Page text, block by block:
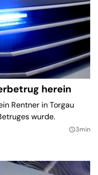
herein
Rentner in Torgau
wurde.
query_builder3min